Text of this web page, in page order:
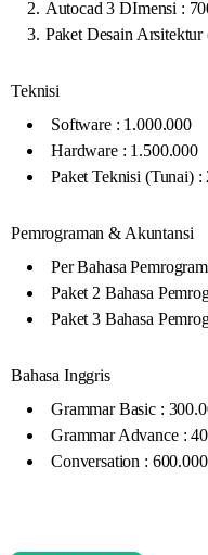
Autocad 3 DImensi :
Paket Desain
Teknisi
Software : 1.000.000
Hardware : 1.500.000
Paket Teknisi (Tunai) :
Pemrograman & Akuntansi
Per Bahasa
Paket 2 Bahasa
Paket 3 Bahasa
Bahasa Inggris
Grammar Basic :
Grammar Advance :
Conversation : 600.000